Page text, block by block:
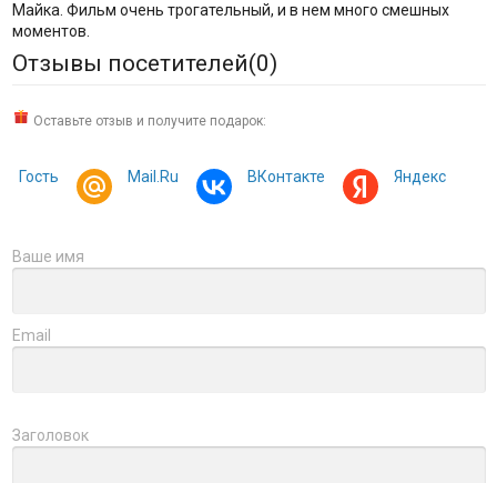
Майка. Фильм очень трогательный, и в нем много смешных
моментов.
Отзывы посетителей(0)
Оставьте отзыв и получите подарок:
Гость Mail.Ru ВКонтакте Яндекс
Ваше имя
Email
Заголовок